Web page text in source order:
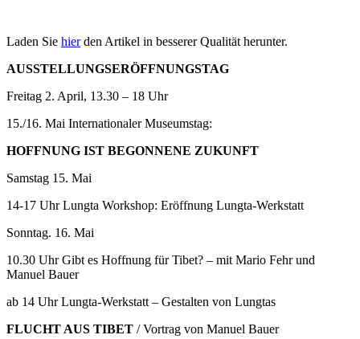
Laden Sie hierden Artikel in besserer Qualität herunter.
AUSSTELLUNGSERÖFFNUNGSTAG
Freitag 2. April, 13.30 – 18 Uhr
15./16. Mai Internationaler Museumstag:
HOFFNUNG IST BEGONNENE ZUKUNFT
Samstag 15. Mai
14-17 Uhr Lungta Workshop: Eröffnung Lungta-Werkstatt
Sonntag. 16. Mai
10.30 Uhr Gibt es Hoffnung für Tibet? – mit Mario Fehr und
Manuel Bauer
ab 14 Uhr Lungta-Werkstatt – Gestalten von Lungtas
FLUCHT AUS TIBET / Vortrag von Manuel Bauer